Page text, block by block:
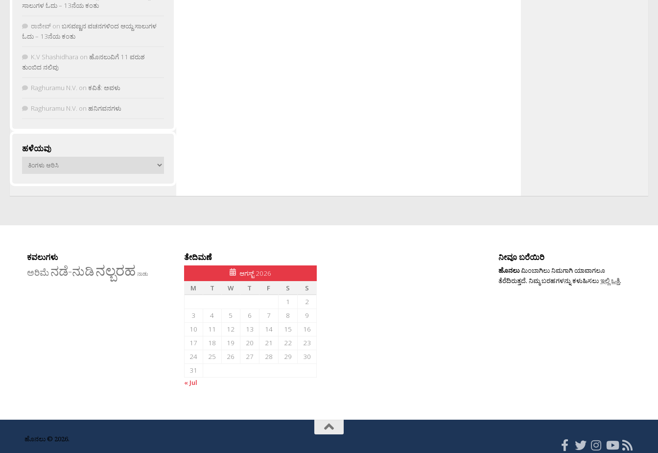
ಸಾಲುಗಳ ಓದು – 13ನೆಯ ಕಂತು
ರಾಜೀವ್ on ಬಸವಣ್ಣನ ವಚನಗಳಿಂದ ಆಯ್ದ ಸಾಲುಗಳ
ಓದು – 13ನೆಯ ಕಂತು
K.V Shashidhara on ಹೊನಲುವಿಗೆ 11 ವರುಶ
ತುಂಬಿದ ನಲಿವು
Raghuramu N.V. on ಕವಿತೆ: ಅವಳು
Raghuramu N.V. on ಹನಿಗವನಗಳು
ಹಳೆಯವು
ಹಳೆಯವು
ಕವಲುಗಳು
ಅರಿಮೆನಡೆ-ನುಡಿನಲ್ಬರಹ ನಾಡು
ತೇದಿಮಣೆ
ಆಗಸ್ಟ್ 2026
M
T W T F S
S
1
2
3
4 5 6 7 8
9
10
11 12 13 14 15
16
17
18 19 20 21 22
23
24
25 26 27 28 29
30
31
« Jul
ನೀವೂ ಬರೆಯಿರಿ
ಹೊನಲುಮಿಂಬಾಗಿಲು ನಿಮಗಾಗಿ ಯಾವಾಗಲೂ
ತೆರೆದಿರುತ್ತದೆ. ನಿಮ್ಮ ಬರಹಗಳನ್ನು ಕಳುಹಿಸಲುಇಲ್ಲಿ ಒತ್ತಿ.
ಹೊನಲು © 2026.